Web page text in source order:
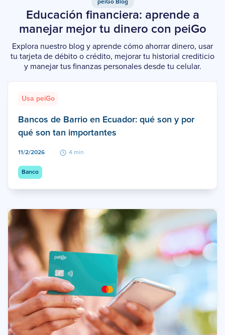
peiGo Blog
Educación financiera: aprende a
manejar mejor tu dinero con peiGo
Explora nuestro blog y aprende cómo ahorrar dinero, usar
tu tarjeta de débito o crédito, mejorar tu historial crediticio
y manejar tus finanzas personales desde tu celular.
Usa peiGo
Bancos de Barrio en Ecuador: qué son y por
qué son tan importantes
11/2/2026 4 min
Banco